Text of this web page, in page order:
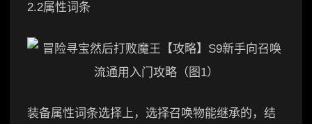
2.2属性词条
装备属性词条选择上，选择召唤物能继承的，结